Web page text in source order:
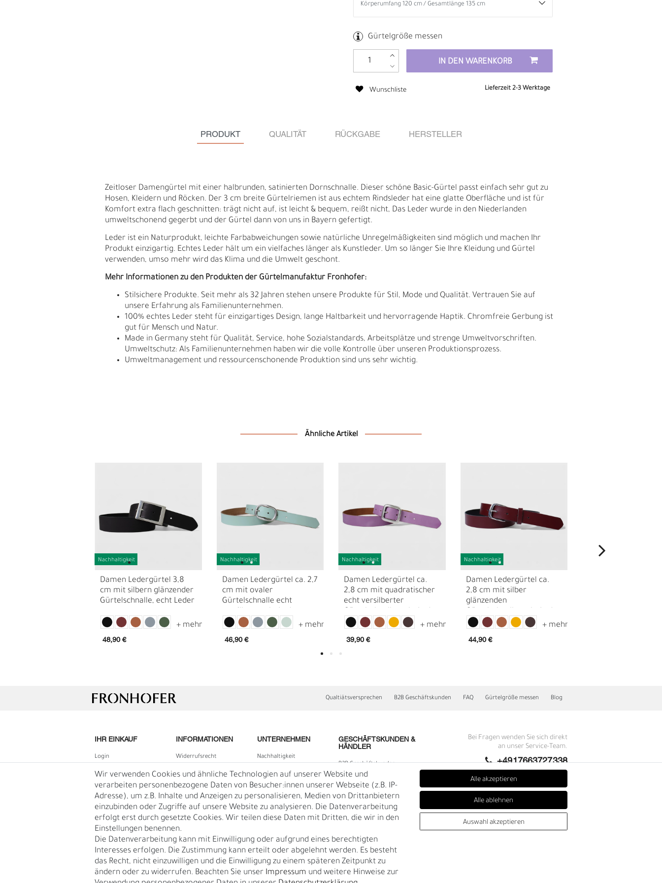
Ü
R
L
G
D
E
F N
E
Gürtelgröße messen
IN DEN WARENKORB
Wunschliste Lieferzeit 2-3 Werktage
PRODUKT QUALITÄT RÜCKGABE HERSTELLER
Zeitloser Damengürtel mit einer halbrunden, satinierten Dornschnalle. Dieser schöne Basic-Gürtel passt einfach sehr gut zu
Hosen, Kleidern und Röcken. Der 3 cm breite Gürtelriemen ist aus echtem Rindsleder hat eine glatte Oberfläche und ist für
Komfort extra flach geschnitten: trägt nicht auf, ist leicht & bequem, reißt nicht, Das Leder wurde in den Niederlanden
umweltschonend gegerbt und der Gürtel dann von uns in Bayern gefertigt.
Leder ist ein Naturprodukt, leichte Farbabweichungen sowie natürliche Unregelmäßigkeiten sind möglich und machen Ihr
Produkt einzigartig. Echtes Leder hält um ein vielfaches länger als Kunstleder. Um so länger Sie Ihre Kleidung und Gürtel
verwenden, umso mehr wird das Klima und die Umwelt geschont.
Mehr Informationen zu den Produkten der Gürtelmanufaktur Fronhofer:
Stilsichere Produkte. Seit mehr als 32 Jahren stehen unsere Produkte für Stil, Mode und Qualität. Vertrauen Sie auf
unsere Erfahrung als Familienunternehmen.
100% echtes Leder steht für einzigartiges Design, lange Haltbarkeit und hervorragende Haptik. Chromfreie Gerbung ist
gut für Mensch und Natur.
Made in Germany steht für Qualität, Service, hohe Sozialstandards, Arbeitsplätze und strenge Umweltvorschriften.
Umweltschutz: Als Familienunternehmen haben wir die volle Kontrolle über unseren Produktionsprozess.
Umweltmanagement und ressourcenschonende Produktion sind uns sehr wichtig.
Ähnliche Artikel
Nachhaltigkeit
Damen Ledergürtel 3,8
cm mit silbern glänzender
Gürtelschnalle, echt Leder
48,90 €
Nachhaltigkeit
Damen Ledergürtel ca. 2,7
cm mit ovaler
Gürtelschnalle echt
46,90 €
Nachhaltigkeit
Damen Ledergürtel ca.
2,8 cm mit quadratischer
echt versilberter
39,90 €
Nachhaltigkeit
Damen Ledergürtel ca.
2,8 cm mit silber
glänzenden
44,90 €
Qualtiätsversprechen B2B Geschäftskunden FAQ Gürtelgröße messen Blog
IHR EINKAUF
Login
B2B Login
Registrieren
Wunschliste
Warenkorb
Kasse
INFORMATIONEN
Widerrufs­recht
Impressum
Daten­schutz­erklärung
AGB
Blog
Vertrag
widerrufen
UNTERNEHMEN
Nachhaltigkeit
Kontakt
Über uns
Rückgabe
Gürtelgröße messen
GESCHÄFTSKUNDEN &
HÄNDLER
B2B Geschäftskunden
Bei Fragen wenden Sie sich direkt
an unser Service-Team.
+4917663727338
Montag - Freitag, 09:00 - 14:00
info@fronhofer.com
Gürtelmanufaktur Fronhofer,
93053 Regensburg, Nelkenweg 3b
Wir verwenden Cookies und ähnliche Technologien auf unserer Website und
verarbeiten personenbezogene Daten von Besucher:innen unserer Webseite (z.B. IP-
Adresse), um z.B. Inhalte und Anzeigen zu personalisieren, Medien von Drittanbietern
einzubinden oder Zugriffe auf unsere Website zu analysieren. Die Datenverarbeitung
erfolgt erst durch gesetzte Cookies. Wir teilen diese Daten mit Dritten, die wir in den
Einstellungen benennen.
Die Datenverarbeitung kann mit Einwilligung oder aufgrund eines berechtigten
Interesses erfolgen. Die Zustimmung kann erteilt oder abgelehnt werden. Es besteht
das Recht, nicht einzuwilligen und die Einwilligung zu einem späteren Zeitpunkt zu
ändern oder zu widerrufen. Beachten Sie unser Impressum und weitere Hinweise zur
Alle akzeptieren
Alle ablehnen
Auswahl akzeptieren